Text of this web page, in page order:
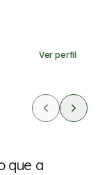
Ver perfil
que a